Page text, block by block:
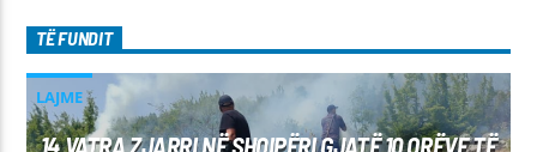
TË FUNDIT
LAJME
14 VATRA ZJARRI NË SHQIPËRI GJATË 10 ORËVE TË